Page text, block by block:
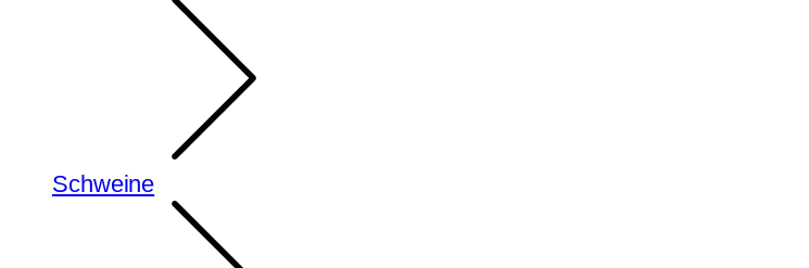
Schweine